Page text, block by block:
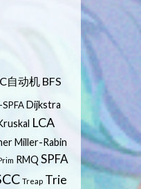
自动机 BFS
Dijkstra
LCA
Miller-Rabin
RMQ SPFA
Treap Trie